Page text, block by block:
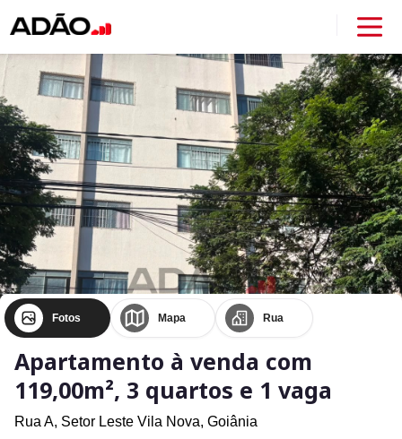
Fotos Mapa Rua
Apartamento à venda com
119,00m², 3 quartos e 1 vaga
Rua A, Setor Leste Vila Nova, Goiânia